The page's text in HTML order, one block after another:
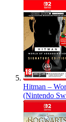
Hitman –
(Nintendo